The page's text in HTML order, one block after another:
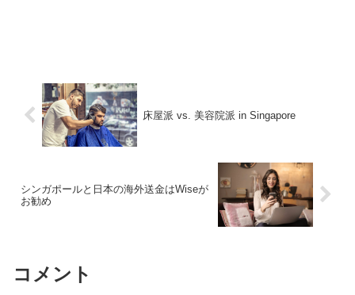
床屋派 vs. 美容院派 in Singapore
シンガポールと日本の海外送金はWiseが
お勧め
コメント